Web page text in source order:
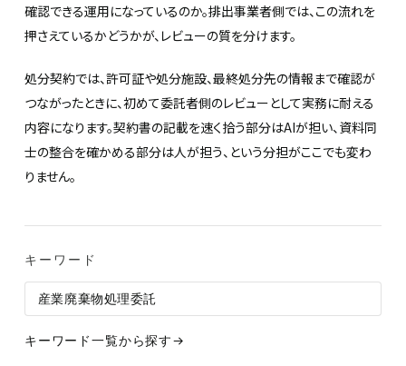
確認できる運用になっているのか。排出事業者側では、この流れを
押さえているかどうかが、レビューの質を分けます。
処分契約では、許可証や処分施設、最終処分先の情報まで確認が
つながったときに、初めて委託者側のレビューとして実務に耐える
内容になります。契約書の記載を速く拾う部分はAIが担い、資料同
士の整合を確かめる部分は人が担う、という分担がここでも変わ
りません。
キーワード
産業廃棄物処理委託
キーワード一覧から探す